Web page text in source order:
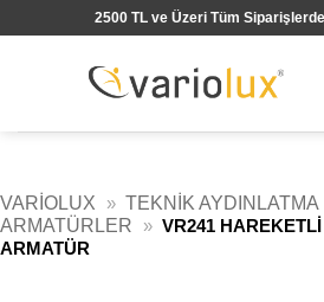
2500 TL ve Üzeri Tüm
VARIOLUX » TEKNIK AYDINLATMA
ARMATÜRLER
» VR241
ARMATÜR